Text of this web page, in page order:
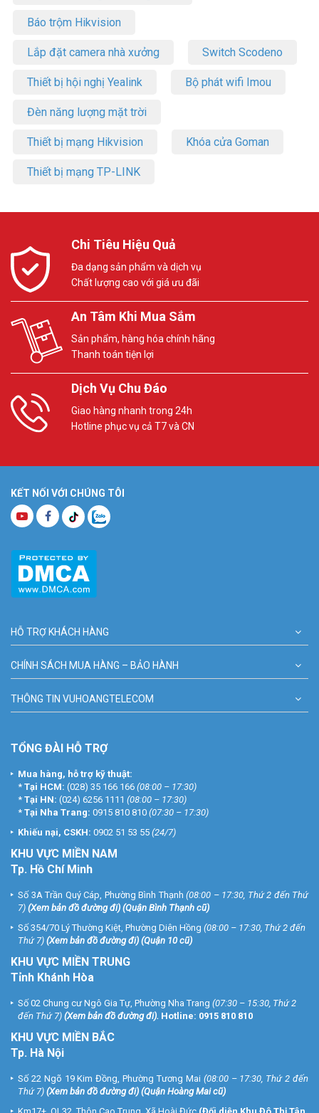
Báo trộm Hikvision
Lắp đặt camera nhà xưởng Switch Scodeno
Thiết bị hội nghị Yealink Bộ phát wifi Imou
Đèn năng lượng mặt trời
Thiết bị mạng Hikvision Khóa cửa Goman
Thiết bị mạng TP-LINK
Chi Tiêu Hiệu Quả
Đa dạng sản phẩm và dịch vụ
Chất lượng cao với giá ưu đãi
An Tâm Khi Mua Sắm
Sản phẩm, hàng hóa chính hãng
Thanh toán tiện lợi
Dịch Vụ Chu Đáo
Giao hàng nhanh trong 24h
Hotline phục vụ cả T7 và CN
KẾT NỐI VỚI CHÚNG TÔI
HỖ TRỢ KHÁCH HÀNG
CHÍNH SÁCH MUA HÀNG – BẢO HÀNH
THÔNG TIN VUHOANGTELECOM
TỔNG ĐÀI HỖ TRỢ
Mua hàng, hỗ trợ kỹ thuật:
* Tại HCM: (028) 35 166 166 (08:00 – 17:30)
* Tại HN: (024) 6256 1111 (08:00 – 17:30)
* Tại Nha Trang: 0915 810 810 (07:30 – 17:30)
Khiếu nại, CSKH: 0902 51 53 55 (24/7)
KHU VỰC MIỀN NAM
Tp. Hồ Chí Minh
Số 3A Trần Quý Cáp, Phường Bình Thạnh (08:00 – 17:30, Thứ 2 đến Thứ
7) (Xem bản đồ đường đi) (Quận Bình Thạnh cũ)
Số 354/70 Lý Thường Kiệt, Phường Diên Hồng (08:00 – 17:30, Thứ 2 đến
Thứ 7) (Xem bản đồ đường đi) (Quận 10 cũ)
KHU VỰC MIỀN TRUNG
Tỉnh Khánh Hòa
Số 02 Chung cư Ngô Gia Tự, Phường Nha Trang (07:30 – 15:30, Thứ 2
đến Thứ 7) (Xem bản đồ đường đi). Hotline: 0915 810 810
KHU VỰC MIỀN BẮC
Tp. Hà Nội
Số 22 Ngõ 19 Kim Đồng, Phường Tương Mai (08:00 – 17:30, Thứ 2 đến
Thứ 7) (Xem bản đồ đường đi) (Quận Hoàng Mai cũ)
Km17+, QL32, Thôn Cao Trung, Xã Hoài Đức (Đối diện Khu Đô Thị Tân